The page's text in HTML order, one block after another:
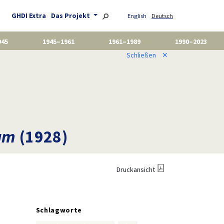
GHDI Extra Das Projekt English Deutsch
1945–1961 1961–1989
1990–2023
Schließen ✕
(1928)
Druckansicht
Schlagworte